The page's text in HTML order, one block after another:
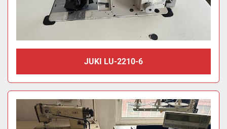
JUKI LU-2210-6